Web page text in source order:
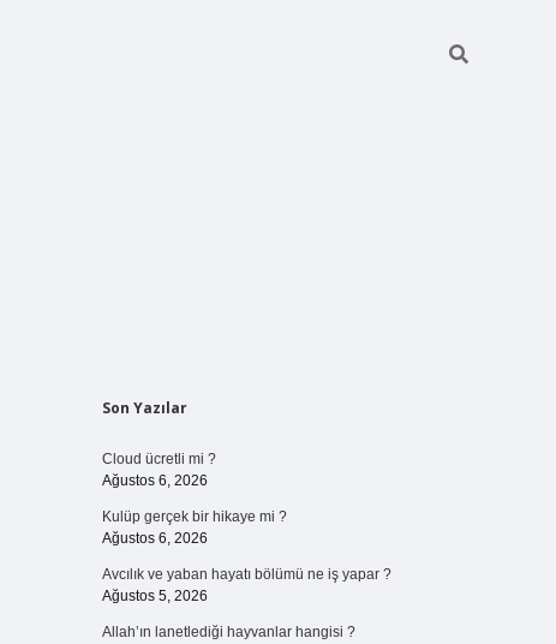
Sidebar
Son Yazılar
Cloud ücretli mi ?
Ağustos 6, 2026
Kulüp gerçek bir hikaye mi ?
Ağustos 6, 2026
Avcılık ve yaban hayatı bölümü ne iş yapar ?
Ağustos 5, 2026
Allah’ın lanetlediği hayvanlar hangisi ?